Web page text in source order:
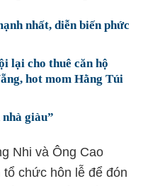
nhất, diễn biến phức
lại cho thuê căn hộ
hot mom Hằng Túi
giàu”
Nhi và Ông Cao
chức hôn lễ để đón